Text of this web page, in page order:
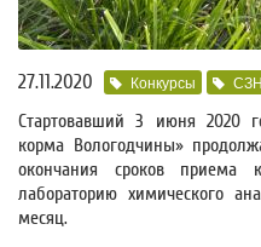
27.11.2020 Конкурсы
Стартовавший 3 июня 2020
корма Вологодчины»
окончания сроков приема
лабораторию химического
месяц.